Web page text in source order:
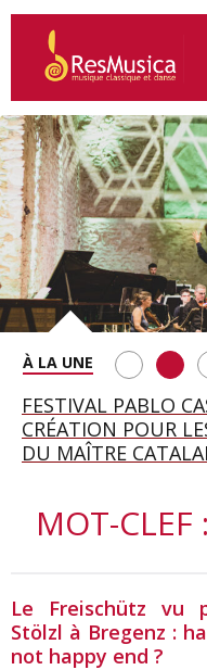
SAINT FRANÇOIS
SOIRÉE IMMENSE
CASTELLUCCI ET
FESTIVAL PABLO
CRÉATION POUR
DU MAÎTRE
A BAYREUTH, LE
WAGNÉRIEN
BETSY JOLAS FÊTE
ANNIVERSAIRE
GEORGE
CETTE EXIGENCE
MOT-CLEF
Le Freischütz vu
Stölzl à Bregenz :
not happy end ?